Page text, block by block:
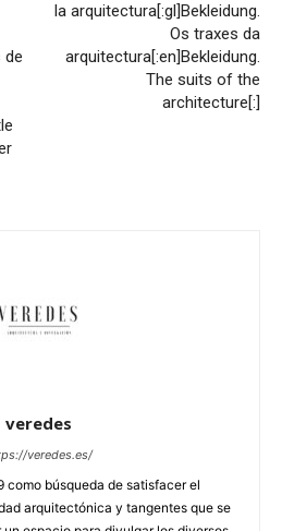
de
la arquitectura[:gl]Bekleidung.
Os traxes da
arquitectura[:en]Bekleidung.
The suits of the
architecture[:]
veredes
veredes.es/
como búsqueda de satisfacer el
arquitectónica y tangentes que se